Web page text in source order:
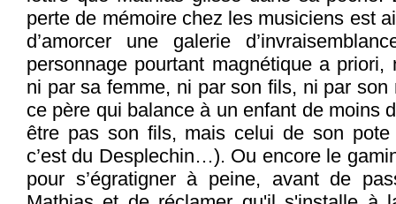
perte de mémoire chez les musiciens est
d’amorcer une galerie
personnage pourtant magnétique a priori,
ni par sa femme, ni par son fils, ni par
ce père qui balance à un enfant de moins
être pas son fils, mais celui de son pote
c’est du Desplechin…). Ou encore le
pour s’égratigner à peine, avant de